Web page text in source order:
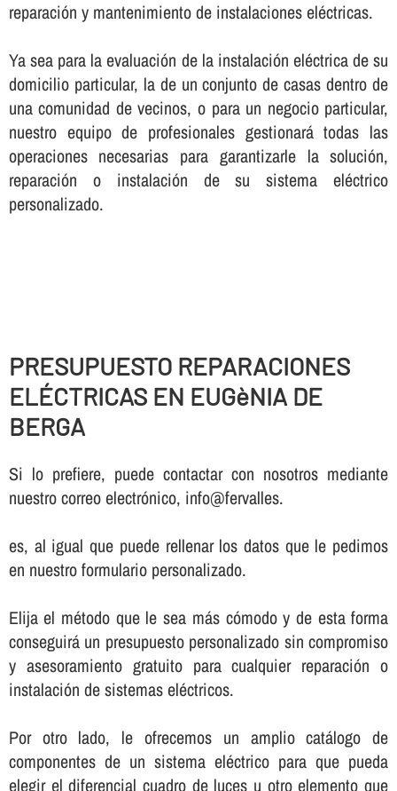
reparación y mantenimiento de instalaciones eléctricas.
Ya sea para la evaluación de la instalación eléctrica de su
domicilio particular, la de un conjunto de casas dentro de
una comunidad de vecinos, o para un negocio particular,
nuestro equipo de profesionales gestionará todas las
operaciones necesarias para garantizarle la solución,
reparación o instalación de su sistema eléctrico
personalizado.
PRESUPUESTO REPARACIONES
ELÉCTRICAS EN EUGèNIA DE
BERGA
Si lo prefiere, puede contactar con nosotros mediante
nuestro correo electrónico, info@fervalles.
es, al igual que puede rellenar los datos que le pedimos
en nuestro formulario personalizado.
Elija el método que le sea más cómodo y de esta forma
conseguirá un presupuesto personalizado sin compromiso
y asesoramiento gratuito para cualquier reparación o
instalación de sistemas eléctricos.
Por otro lado, le ofrecemos un amplio catálogo de
componentes de un sistema eléctrico para que pueda
elegir el diferencial cuadro de luces u otro elemento que